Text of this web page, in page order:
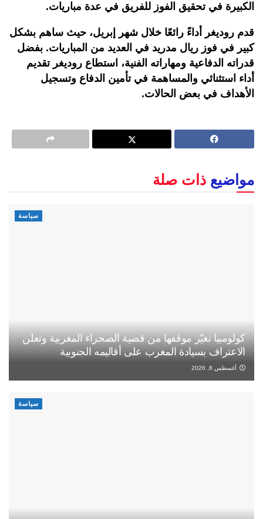
الكبيرة في تحقيق الفوز للفريق في عدة مباريات.
قدم روديغر أداءً رائعًا خلال شهر إبريل، حيث ساهم بشكل
كبير في فوز ريال مدريد في العديد من المباريات. بفضل
قدراته الدفاعية ومهاراته الفنية، استطاع روديغر تقديم
أداء استثنائي والمساهمة في تأمين الدفاع وتسجيل
الأهداف في بعض الحالات.
مواضيع ذات صلة
سياسة
كولومبيا تغيّر موقفها من قضية الصحراء المغربية وتعلن
الاعتراف بسيادة المغرب على أقاليمه الجنوبية
أغسطس 8, 2026
سياسة